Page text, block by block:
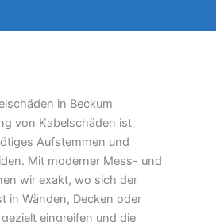
in Beckum
von Kabelschäden ist
Aufstemmen und
Mit moderner Mess- und
wir exakt, wo sich der
in Wänden, Decken oder
eingreifen und die